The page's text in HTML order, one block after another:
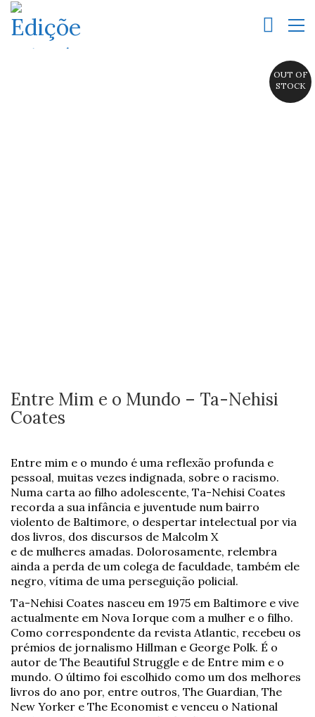
OUT OF
STOCK
Entre Mim e o Mundo – Ta-Nehisi
Coates
Entre mim e o mundo é uma reflexão profunda e
pessoal, muitas vezes indignada, sobre o racismo.
Numa carta ao filho adolescente, Ta-Nehisi Coates
recorda a sua infância e juventude num bairro
violento de Baltimore, o despertar intelectual por via
dos livros, dos discursos de Malcolm X
e de mulheres amadas. Dolorosamente, relembra
ainda a perda de um colega de faculdade, também ele
negro, vítima de uma perseguição policial.
Ta-Nehisi Coates nasceu em 1975 em Baltimore e vive
actualmente em Nova Iorque com a mulher e o filho.
Como correspondente da revista Atlantic, recebeu os
prémios de jornalismo Hillman e George Polk. É o
autor de The Beautiful Struggle e de Entre mim e o
mundo. O último foi escolhido como um dos melhores
livros do ano por, entre outros, The Guardian, The
New Yorker e The Economist e venceu o National